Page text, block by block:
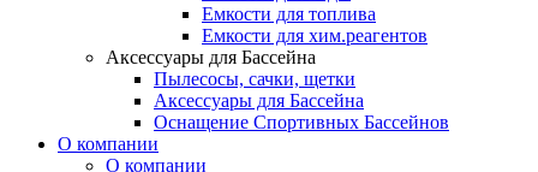
Емкости для топлива
Емкости для хим.реагентов
Аксессуары для Бассейна
Пылесосы, сачки, щетки
Аксессуары для Бассейна
Оснащение Спортивных Бассейнов
О компании
О компании